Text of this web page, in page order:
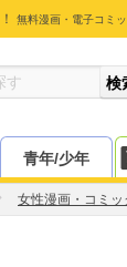
無料漫画・電子コミ
青年/少年
女性漫画・コミッ